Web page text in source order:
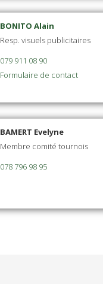
BONITO Alain
Resp. visuels publicitaires
079 911 08 90
Formulaire de contact
BAMERT Evelyne
Membre comité tournois
078 796 98 95